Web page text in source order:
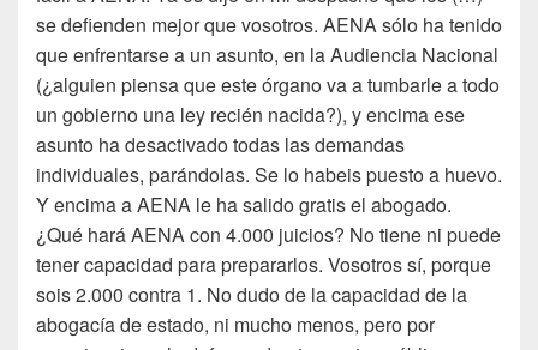
se defienden mejor que vosotros. AENA sólo ha tenido
que enfrentarse a un asunto, en la Audiencia Nacional
(¿alguien piensa que este órgano va a tumbarle a todo
un gobierno una ley recién nacida?), y encima ese
asunto ha desactivado todas las demandas
individuales, parándolas. Se lo habeis puesto a huevo.
Y encima a AENA le ha salido gratis el abogado.
¿Qué hará AENA con 4.000 juicios? No tiene ni puede
tener capacidad para prepararlos. Vosotros sí, porque
sois 2.000 contra 1. No dudo de la capacidad de la
abogacía de estado, ni mucho menos, pero por